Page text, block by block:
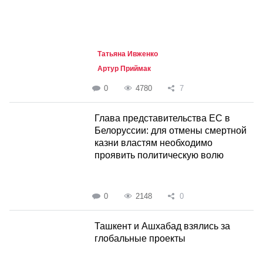
Татьяна Ивженко
Артур Приймак
0 4780 7
Глава представительства ЕС в
Белоруссии: для отмены смертной
казни властям необходимо
проявить политическую волю
0 2148 0
Ташкент и Ашхабад взялись за
глобальные проекты